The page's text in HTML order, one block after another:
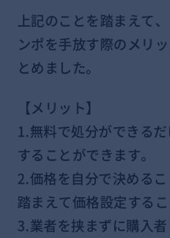
上記のことを踏まえて
ンポを手放す際のメリ
とめました。
【メリット】
1.無料で処分ができる
することができます。
2.価格を自分で決める
踏まえて価格設定するこ
3.業者を挟まずに購入